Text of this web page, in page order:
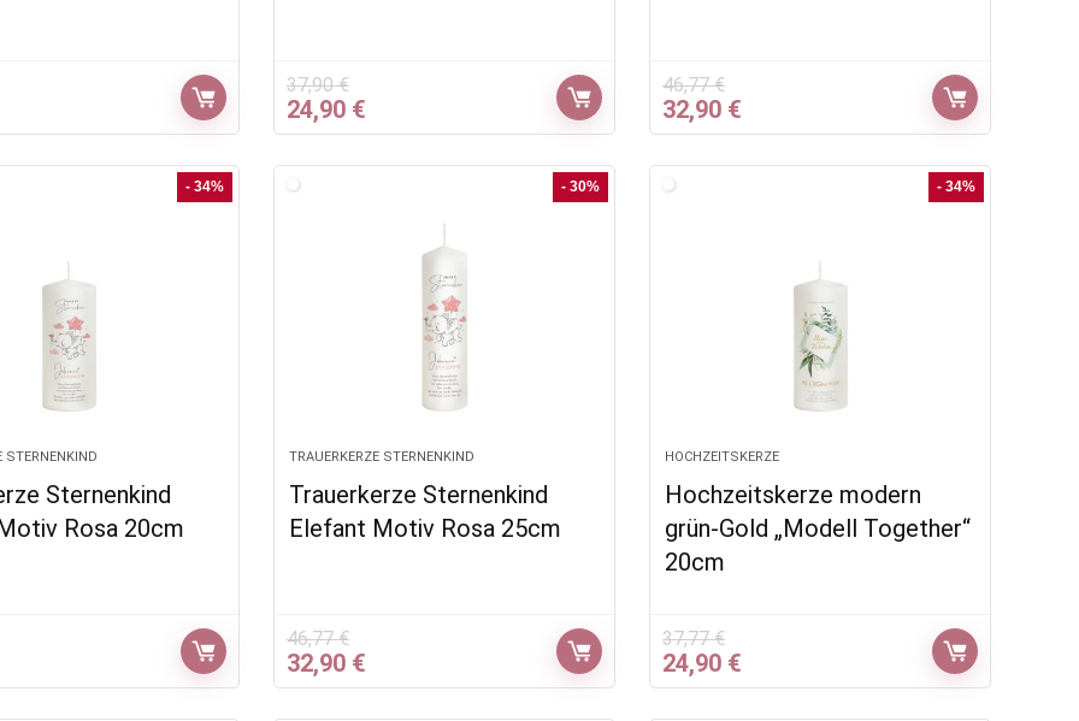
37,90€
Ursprünglicher
Preis
37,90 €
24,90 €Aktueller
Preis
46,77€
Ursprünglicher
Preis
46,77 €
32,90 €
Preis
- 34%
STERNENKIND
Sternenkind
Rosa 20cm
- 30%
TRAUERKERZE STERNENKIND
Trauerkerze Sternenkind
Elefant Motiv Rosa 25cm
46,77€
Ursprünglicher
Preis
32,90 €Aktueller
Preis
- 34%
HOCHZEITSKERZE
Hochzeitskerze modern
grün-Gold „Modell Together“
20cm
37,77€
Ursprünglicher
Preis
24,90 €
Preis